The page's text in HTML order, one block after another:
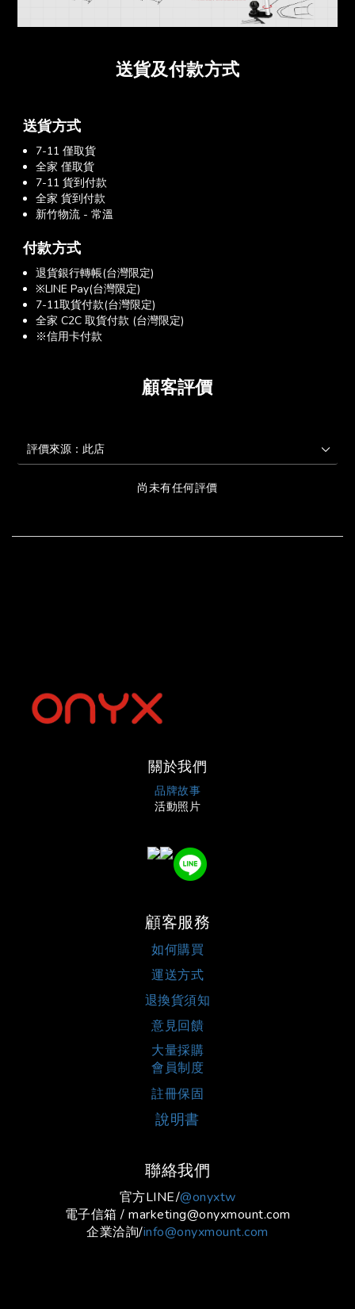
送貨及付款方式
送貨方式
7-11 僅取貨
全家 僅取貨
7-11 貨到付款
全家 貨到付款
新竹物流 - 常溫
付款方式
退貨銀行轉帳(台灣限定)
※LINE Pay(台灣限定)
7-11取貨付款(台灣限定)
全家 C2C 取貨付款 (台灣限定)
※信用卡付款
顧客評價
尚未有任何評價
關於我們
品牌故事
活動照片
顧客服務
如何購買
運送方式
退換貨須知
意見回饋
大量採購
會員制度
註冊保固
說明書
聯絡我們
官方LINE/@onyxtw
電子信箱 / marketing@onyxmount.com
企業洽詢/info@onyxmount.com